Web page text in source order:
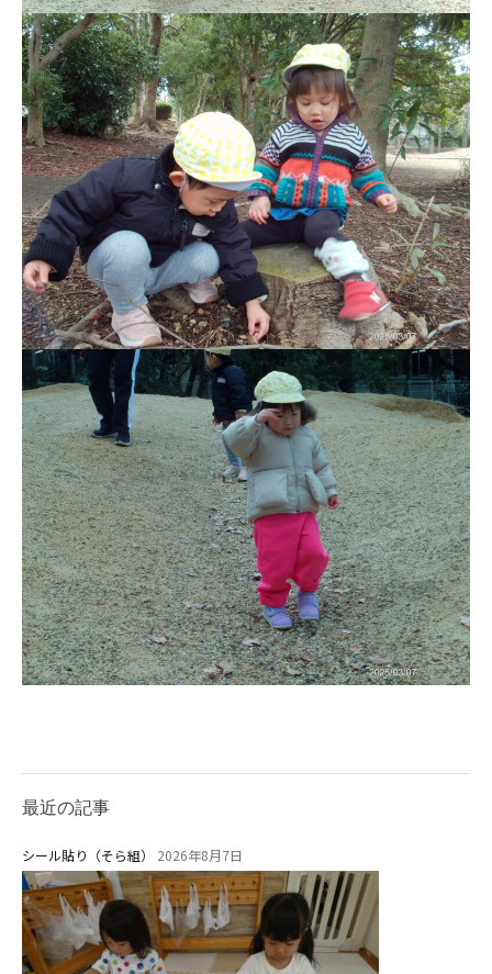
最近の記事
シール貼り（そら組） 2026年8月7日